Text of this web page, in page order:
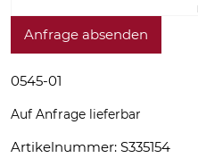
Anfrage absenden
0545-01
Auf Anfrage lieferbar
Artikelnummer: S335154